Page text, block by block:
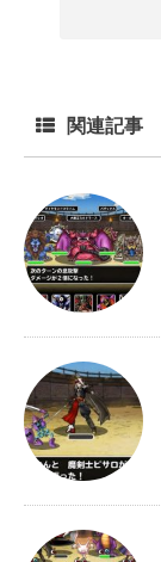
関連記事